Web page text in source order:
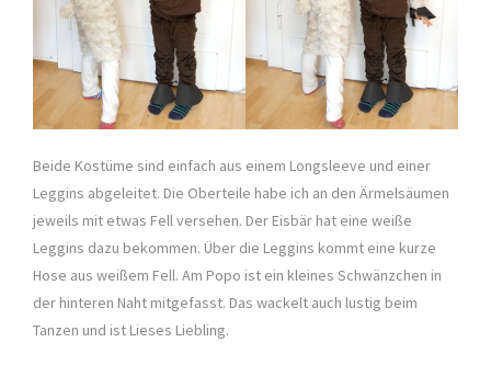
Beide Kostüme sind einfach aus einem Longsleeve und einer
Leggins abgeleitet. Die Oberteile habe ich an den Ärmelsäumen
jeweils mit etwas Fell versehen. Der Eisbär hat eine weiße
Leggins dazu bekommen. Über die Leggins kommt eine kurze
Hose aus weißem Fell. Am Popo ist ein kleines Schwänzchen in
der hinteren Naht mitgefasst. Das wackelt auch lustig beim
Tanzen und ist Lieses Liebling.